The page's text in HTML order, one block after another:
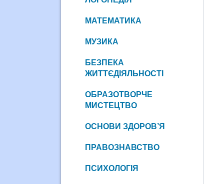
МАТЕМАТИКА
МУЗИКА
БЕЗПЕКА
ЖИТТЄДІЯЛЬНОСТІ
ОБРАЗОТВОРЧЕ
МИСТЕЦТВО
ОСНОВИ ЗДОРОВ’Я
ПРАВОЗНАВСТВО
ПСИХОЛОГІЯ